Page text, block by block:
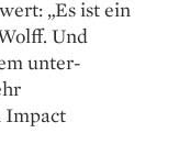
„Es ist ein
Und
unter­
Impact